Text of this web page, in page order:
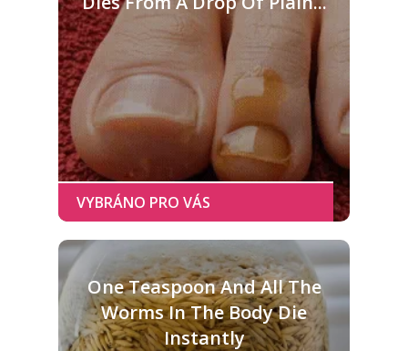
One Teaspoon And All The
Worms In The Body Die
Instantly